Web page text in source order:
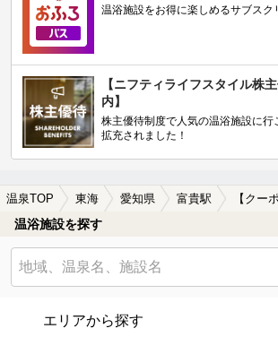
温浴施設をお得に楽しめるサブスク
【ニフティライフスタイル株
内】
株主優待制度で人気の温浴施設に行
拡充されました！
温泉TOP 東海 愛知県 富貴駅
温浴施設を探す
エリアから探す